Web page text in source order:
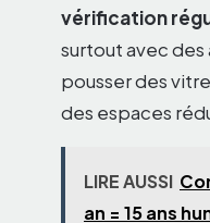
vérification
surtout avec des
pousser des
des espaces
LIRE AUSSI
an = 15 ans